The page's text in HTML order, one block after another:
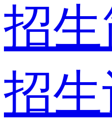
招
招生